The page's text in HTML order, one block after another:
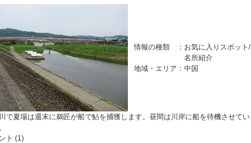
情報の種類 ： お気に入りスポット/
名所紹介
地域・エリア ： 中国
で夏場は週末に鵜匠が船で鮎を捕獲します。昼間は川岸に船を待機させてい
ト (1)